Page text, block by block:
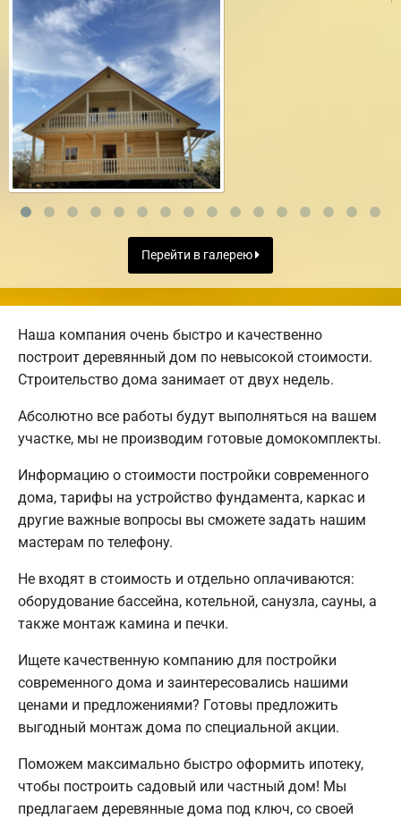
Перейти в галерею
Наша компания очень быстро и качественно
построит деревянный дом по невысокой стоимости.
Строительство дома занимает от двух недель.
Абсолютно все работы будут выполняться на вашем
участке, мы не производим готовые домокомплекты.
Информацию о стоимости постройки современного
дома, тарифы на устройство фундамента, каркас и
другие важные вопросы вы сможете задать нашим
мастерам по телефону.
Не входят в стоимость и отдельно оплачиваются:
оборудование бассейна, котельной, санузла, сауны, а
также монтаж камина и печки.
Ищете качественную компанию для постройки
современного дома и заинтересовались нашими
ценами и предложениями? Готовы предложить
выгодный монтаж дома по специальной акции.
Поможем максимально быстро оформить ипотеку,
чтобы построить садовый или частный дом! Мы
предлагаем деревянные дома под ключ, со своей